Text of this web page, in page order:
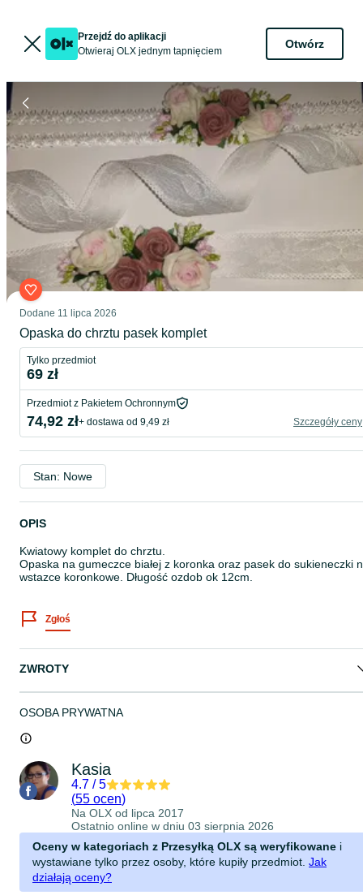
Przejdź do aplikacji
Otwieraj OLX jednym tapnięciem
Otwórz
Dodane 11 lipca 2026
Opaska do chrztu pasek komplet
Tylko przedmiot
69 zł
Przedmiot z Pakietem Ochronnym
74,92 zł+ dostawa od 9,49 zł Szczegóły ceny
Stan: Nowe
OPIS
Kwiatowy komplet do chrztu.
Opaska na gumeczce białej z koronka oraz pasek do sukieneczki
wstazce koronkowe. Długość ozdob ok 12cm.
Zgłoś
ZWROTY
OSOBA PRYWATNA
Kasia
4.7 /5
(55 ocen)
Na OLX od lipca 2017
Ostatnio online w dniu 03 sierpnia 2026
Oceny w kategoriach z Przesyłką OLX są weryfikowane i
wystawiane tylko przez osoby, które kupiły przedmiot. Jak
działają oceny?